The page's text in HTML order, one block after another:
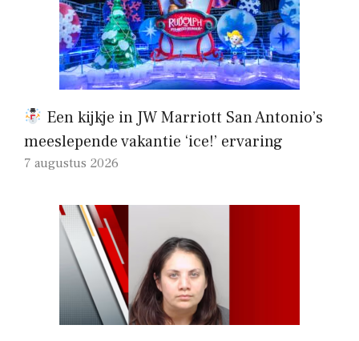
Een kijkje in JW Marriott San Antonio’s
meeslepende vakantie ‘ice!’ ervaring
7 augustus 2026